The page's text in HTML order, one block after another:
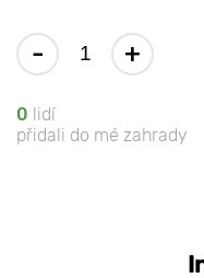
- +
0 lidí
přidali do mé zahrady